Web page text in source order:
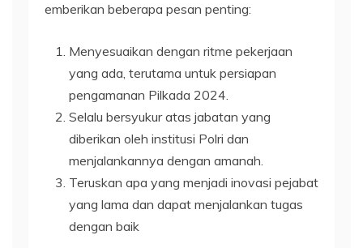
emberikan beberapa pesan penting:
Menyesuaikan dengan ritme pekerjaan
yang ada, terutama untuk persiapan
pengamanan Pilkada 2024.
Selalu bersyukur atas jabatan yang
diberikan oleh institusi Polri dan
menjalankannya dengan amanah.
Teruskan apa yang menjadi inovasi pejabat
yang lama dan dapat menjalankan tugas
dengan baik